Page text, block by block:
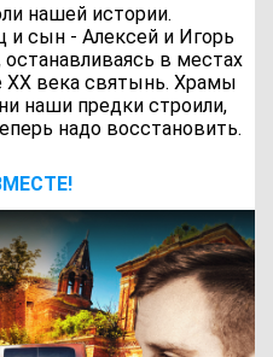
нашей истории.
и сын - Алексей и Игорь
в местах
ХХ века святынь. Храмы
наши предки строили,
надо восстановить.